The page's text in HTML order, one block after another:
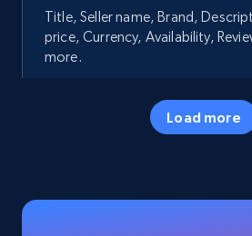
Title, Seller name, Brand,
price, Currency, Availability,
more.
5.7K+
Load more